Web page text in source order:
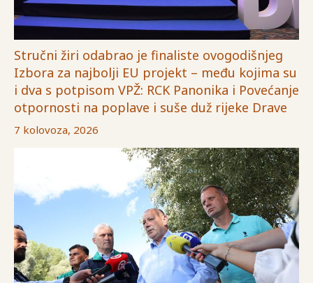
Stručni žiri odabrao je finaliste ovogodišnjeg
Izbora za najbolji EU projekt – među kojima su
i dva s potpisom VPŽ: RCK Panonika i Povećanje
otpornosti na poplave i suše duž rijeke Drave
7 kolovoza, 2026